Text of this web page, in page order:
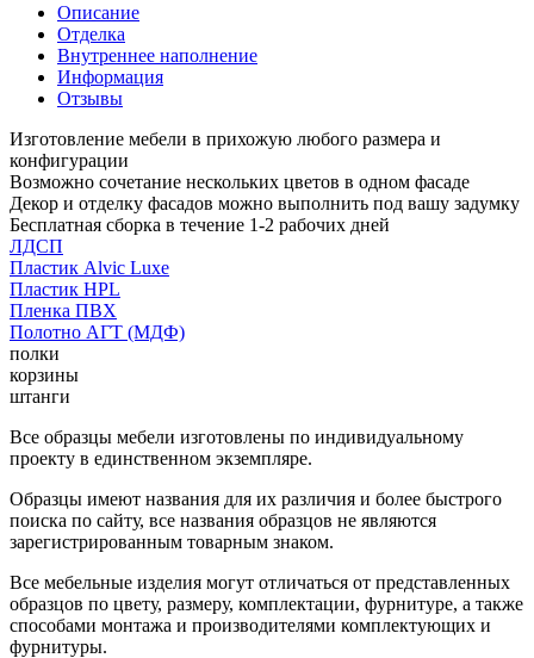
Описание
Отделка
Внутреннее наполнение
Информация
Отзывы
Изготовление мебели в прихожую любого размера и
конфигурации
Возможно сочетание нескольких цветов в одном фасаде
Декор и отделку фасадов можно выполнить под вашу задумку
Бесплатная сборка в течение 1-2 рабочих дней
ЛДСП
Пластик Alvic Luxe
Пластик HPL
Пленка ПВХ
Полотно АГТ (МДФ)
полки
корзины
штанги
Все образцы мебели изготовлены по индивидуальному
проекту в единственном экземпляре.
Образцы имеют названия для их различия и более быстрого
поиска по сайту, все названия образцов не являются
зарегистрированным товарным знаком.
Все мебельные изделия могут отличаться от представленных
образцов по цвету, размеру, комплектации, фурнитуре, а также
способами монтажа и производителями комплектующих и
фурнитуры.